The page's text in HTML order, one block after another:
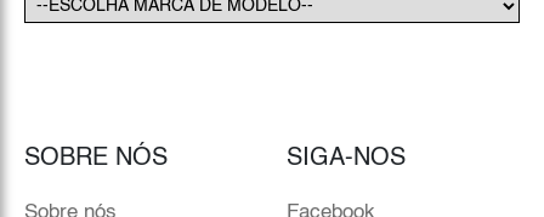
SOBRE NÓS
Sobre nós
SIGA-NOS
Facebook